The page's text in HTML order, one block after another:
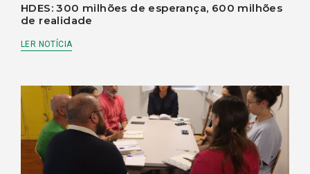
HDES: 300 milhões de esperança, 600 milhões
de realidade
LER NOTÍCIA